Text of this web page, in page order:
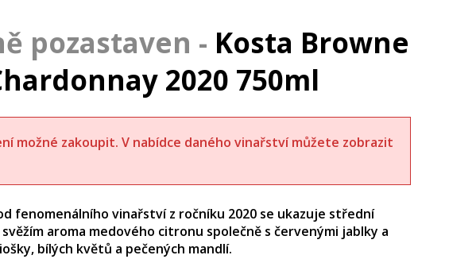
Kosta Browne
2020 750ml
možné zakoupit. V nabídce daného vinařství můžete zobrazit
fenomenálního vinařství z ročníku 2020 se ukazuje střední
aroma medového citronu společně s červenými jablky a
bílých květů a pečených mandlí.